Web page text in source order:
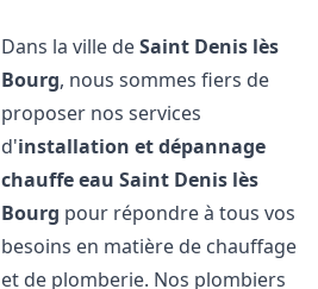
Dans la ville deSaint Denis lès
Bourg, nous sommes fiers de
proposer nos services
d'installation et dépannage
chauffe eau Saint Denis lès
Bourg pour répondre à tous vos
besoins en matière de chauffage
et de plomberie. Nos plombiers